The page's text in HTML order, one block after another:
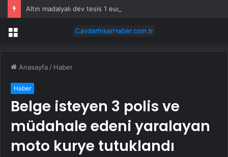
Menü
Anasayfa / Haber
Haber
Belge isteyen 3 polis ve
müdahale edeni yaralayan
moto kurye tutuklandı